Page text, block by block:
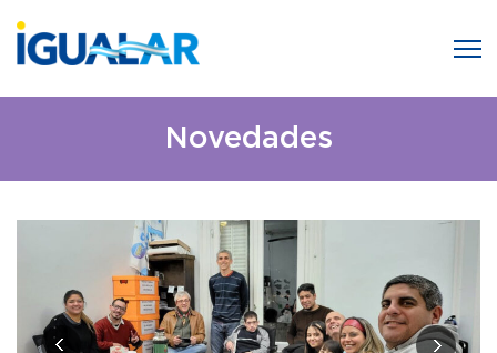
Novedades